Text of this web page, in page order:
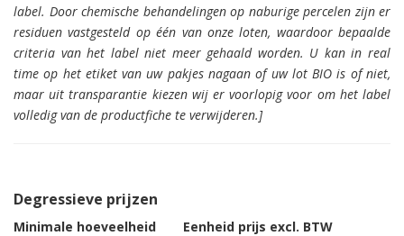
label. Door chemische behandelingen op naburige percelen zijn er
residuen vastgesteld op één van onze loten, waardoor bepaalde
criteria van het label niet meer gehaald worden. U kan in real
time op het etiket van uw pakjes nagaan of uw lot BIO is of niet,
maar uit transparantie kiezen wij er voorlopig voor om het label
volledig van de productfiche te verwijderen.]
Degressieve prijzen
Minimale hoeveelheid
Eenheid prijs excl. BTW